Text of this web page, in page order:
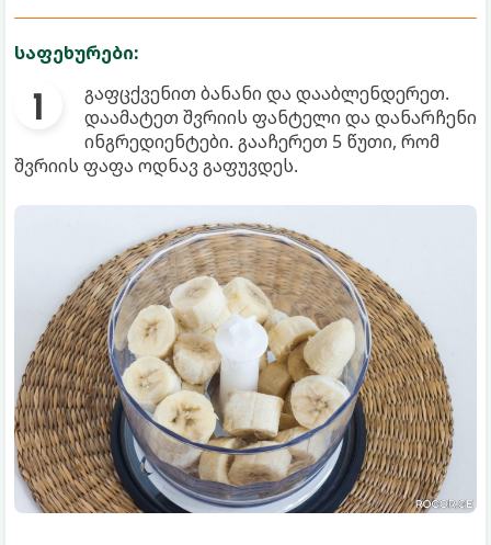
საფეხურები:
გაფცქვენით ბანანი და დააბლენდერეთ.
დაამატეთ შვრიის ფანტელი და დანარჩენი
ინგრედიენტები. გააჩერეთ 5 წუთი, რომ
შვრიის ფაფა ოდნავ გაფუვდეს.